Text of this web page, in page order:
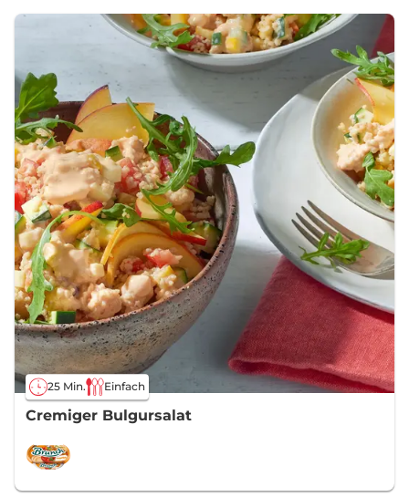
25 Min. Einfach
Cremiger Bulgursalat